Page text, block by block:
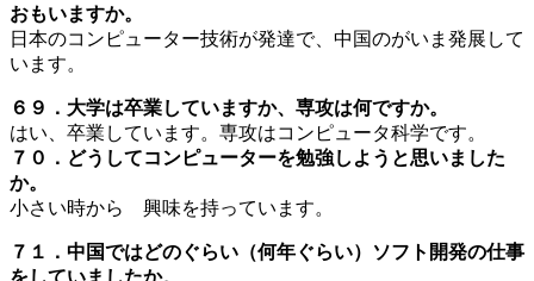
おもいますか。
日本のコンピューター技術が発達で、中国のがいま発展して
います。
６９．大学は卒業していますか、専攻は何ですか。
はい、卒業しています。専攻はコンピュータ科学です。
７０．どうしてコンピューターを勉強しようと思いました
か。
小さい時から 興味を持っています。
７１．中国ではどのぐらい（何年ぐらい）ソフト開発の仕事
をしていましたか。